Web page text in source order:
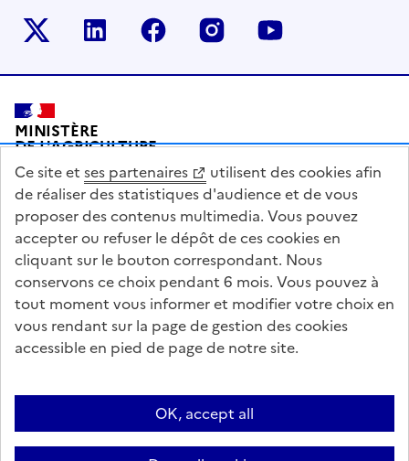
Le ministère sur Twitter
Le ministère sur LinkedIn
Le ministère sur Facebook
Le ministère sur
Pied de page
MINISTÈRE
DE L'AGRICULTURE
DE L'AGRO-ALIMENTAIRE
ET DE LA SOUVERAINETÉ
ALIMENTAIRE
legifrance.gouv.fr
info.gouv.fr
service-public.gouv.fr
data.gouv.fr
Questions fréquentes / Contacts
Informations publiques
Mentions légales
Archives presse English contents Cookies
Ce site et ses partenaires
utilisent des cookies afin
de réaliser des statistiques d'audience et de vous
proposer des contenus multimedia. Vous pouvez
accepter ou refuser le dépôt de ces cookies en
cliquant sur le bouton correspondant. Nous
conservons ce choix pendant 6 mois. Vous pouvez à
tout moment vous informer et modifier votre choix en
vous rendant sur la page de gestion des cookies
accessible en pied de page de notre site.
OK, accept all